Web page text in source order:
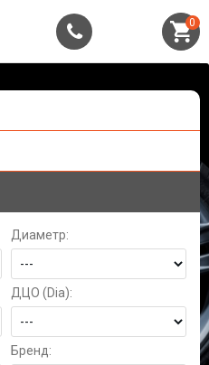
0
Диаметр:
ДЦО (Dia):
Бренд: